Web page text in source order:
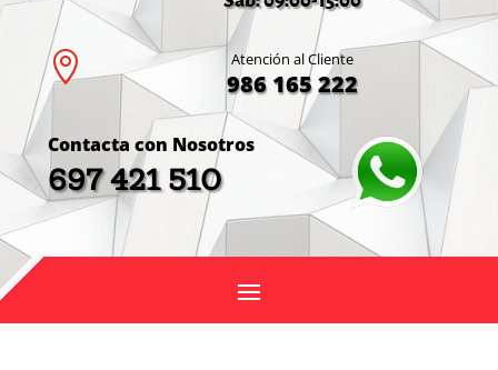
 Atención al Cliente
986 165 222
Contacta con Nosotros
697 421 510